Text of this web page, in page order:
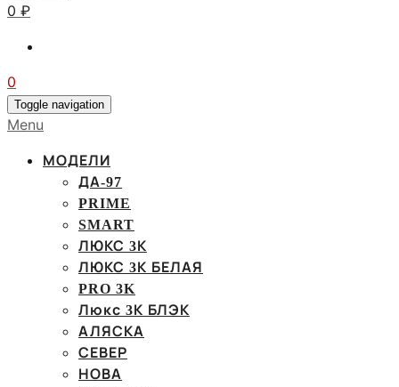
0 ₽
0
Toggle navigation
Menu
МОДЕЛИ
ДА-97
PRIME
SMART
ЛЮКС 3К
ЛЮКС 3К БЕЛАЯ
PRO 3K
Люкс 3К БЛЭК
АЛЯСКА
СЕВЕР
НОВА